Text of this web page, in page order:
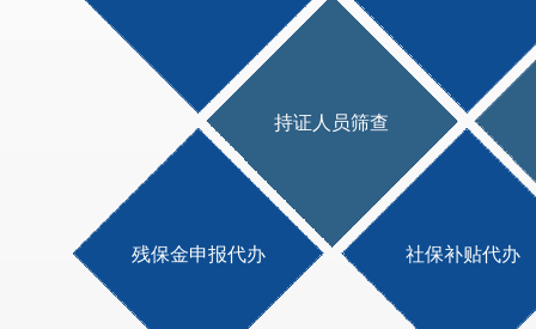
持证人员筛查
残保金申报代办 社保补贴代办